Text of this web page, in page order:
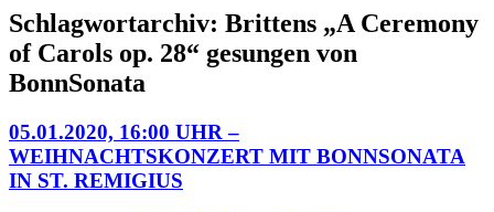
Schlagwortarchiv: Brittens „A Ceremony
of Carols op. 28“ gesungen von
BonnSonata
05.01.2020, 16:00 UHR –
WEIHNACHTSKONZERT MIT BONNSONATA
IN ST. REMIGIUS